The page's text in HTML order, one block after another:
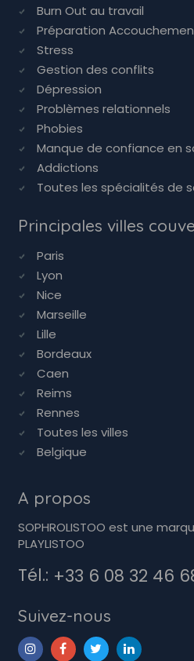
Burn Out au travail
Préparation
Stress
Gestion des conflits
Dépression
Problèmes relationnels
Phobies
Manque de confiance en
Addictions
Toutes les spécialités de
Principales villes
Paris
Lyon
Nice
Marseille
Lille
Bordeaux
Caen
Reims
Rennes
Toutes les villes
Belgique
A propos
SOPHROLISTOO est une
PLAYLISTOO
Tél.: +33 6 08 32 46
Suivez-nous